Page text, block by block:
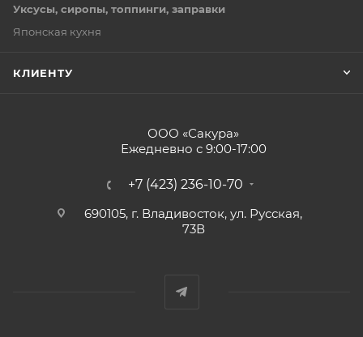
Уксусы, сиропы, топпинги, заправки
Японская кухня
КЛИЕНТУ
ООО «Сакура»
Ежедневно с 9:00-17:00
+7 (423) 236-10-70
690105, г. Владивосток, ул. Русская,
73В